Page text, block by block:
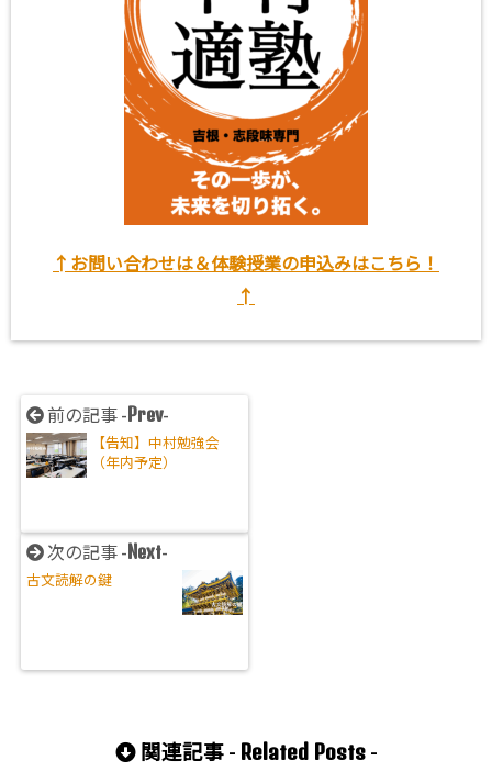
↑お問い合わせは＆体験授業の申込みはこちら！
↑
前の記事 -Prev-
【告知】中村勉強会
（年内予定）
次の記事 -Next-
古文読解の鍵
関連記事 - Related Posts-